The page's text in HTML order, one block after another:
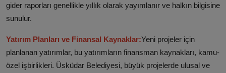
gider raporları genellikle yıllık olarak yayımlanır ve halkın bilgisine
sunulur.
Yatırım Planları ve Finansal Kaynaklar:Yeni projeler için
planlanan yatırımlar, bu yatırımların finansman kaynakları, kamu-
özel işbirlikleri. Üsküdar Belediyesi, büyük projelerde ulusal ve